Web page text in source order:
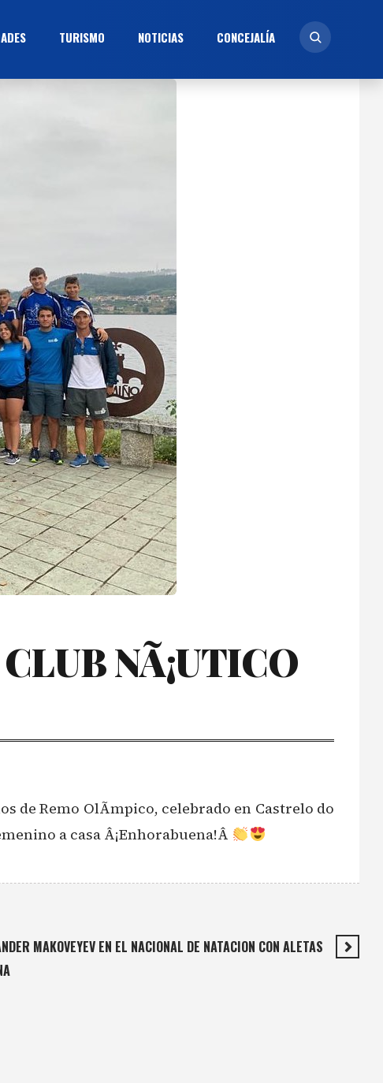
TURISMO NOTICIAS CONCEJALÍ­A
NÃ¡UTICO
de Remo OlÃ­mpico, celebrado en Castrelo do
a casa Â¡Enhorabuena!Â
MAKOVEYEV EN EL NACIONAL DE NATACION CON ALETAS